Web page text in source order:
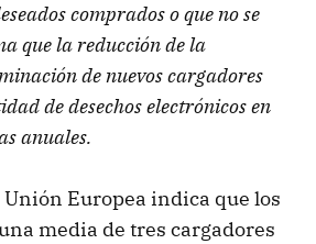
comprados o que no se
que la reducción de la
de nuevos cargadores
de desechos electrónicos en
anuales.
Europea indica que los
media de tres cargadores